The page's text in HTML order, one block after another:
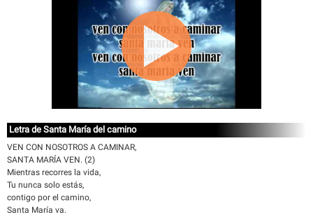
Letra de Santa María del camino
VEN CON NOSOTROS A CAMINAR,
SANTA MARÍA VEN. (2)
Mientras recorres la vida,
Tu nunca solo estás,
contigo por el camino,
Santa María va.